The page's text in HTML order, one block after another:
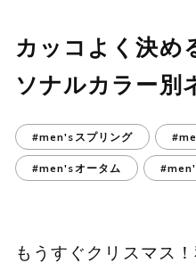
カッコよく決め
ソナルカラー別
#men'sスプリング
#men'sオータム
もうすぐクリスマス